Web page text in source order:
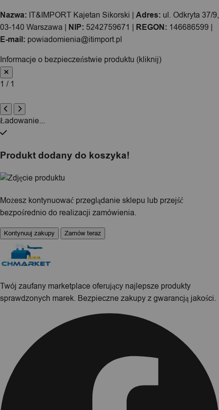
Nazwa: IT&IMPORT Kajetan Sikorski | Adres: ul. Odkryta 37/9,
03-140 Warszawa | NIP: 5242759671 | REGON: 146686599 |
E-mail: powiadomienia@itimport.pl
Informacje o bezpieczeństwie produktu (kliknij)
1 / 1
Ładowanie...
Produkt dodany do koszyka!
Możesz kontynuować przeglądanie sklepu lub przejść
bezpośrednio do realizacji zamówienia.
Kontynuuj zakupy Zamów teraz
Twój zaufany marketplace oferujący najlepsze produkty
sprawdzonych marek. Bezpieczne zakupy z gwarancją jakości.